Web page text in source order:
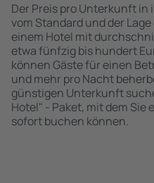
Der Preis pro Unterkunft
vom Standard und der
einem Hotel mit
etwa fünfzig bis hundert
können Gäste für einen
und mehr pro Nacht
günstigen Unterkunft
Hotel" - Paket, mit dem Sie
sofort buchen können.